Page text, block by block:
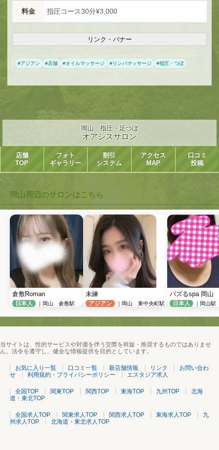
料金 指圧コース30分¥3,000
リンク・バナー
#アジアン #店舗 #オイルマッサージ #リンパマッサージ #指圧・つぼ
岡山 指圧・足つぼ
オアシスサロン
店舗
TOP
フォト
ギャラリー
割引
システム
アクセス
MAP
口コミ
投稿
岡山周辺のサロンはこちら
倉敷Roman
日本人 ｜岡山 倉敷駅
未練
アジアン ｜岡山 東中央町駅
バズるspa 岡山
日本人 ｜岡山駅
当サイトは、性的サービスや対価を伴う交際を斡旋・推奨するものではありませ
ん。法令を遵守し、健全な情報提供を目的としています。
お気に入り一覧 口コミ一覧 新店舗情報 リンク
お問い合わ
せ
利用規約・プライバシーポリシー エスタジア求人
全国TOP 関東TOP 関西TOP 東海TOP 九州TOP
北海
道・東北TOP
全国求人TOP 関東求人TOP 関西求人TOP 東海求人TOP
九
州求人TOP
北海道・東北求人TOP